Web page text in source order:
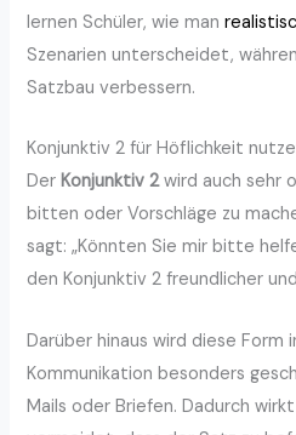
lernen Schüler, wie man
Szenarien unterscheidet,
Satzbau verbessern.
Konjunktiv 2 für Höflichkeit
DerKonjunktiv 2wird auch sehr
bitten oder Vorschläge zu
sagt: „Könnten Sie mir bitte
den Konjunktiv 2 freundlicher
Darüber hinaus wird diese Form
Kommunikation besonders
Mails oder Briefen. Dadurch